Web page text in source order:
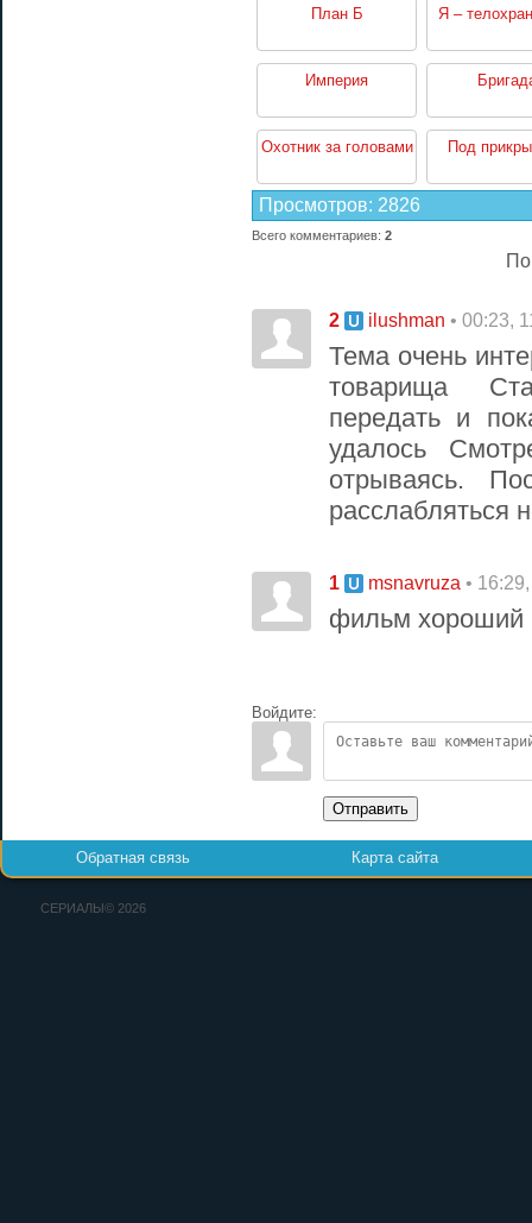
План Б Я –
Империя
Охотник за головами Под
Просмотров: 2826
Всего комментариев: 2
2 ilushman • 00:23,
Тема очень
товарища
передать и
удалось
отрываясь.
расслабляться
1 msnavruza •
фильм хороший
Войдите:
Отправить
Обратная связь Карта сайта
СЕРИАЛЫ© 2026